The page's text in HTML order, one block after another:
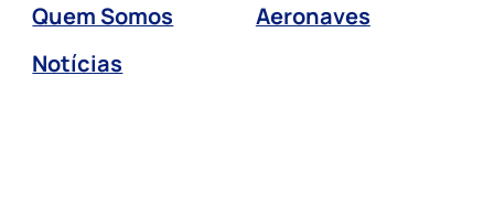
Quem Somos
Aeronaves
Notícias